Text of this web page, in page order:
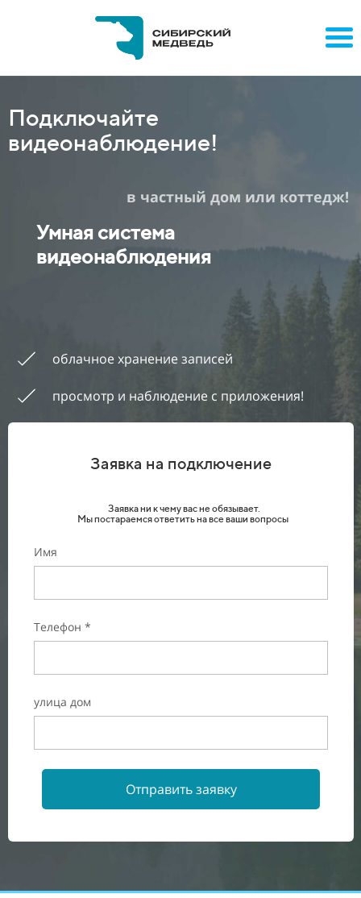
Подключайте
видеонаблюдение!
в частный дом или коттедж!
Умная система
видеонаблюдения
облачное хранение записей
просмотр и наблюдение с приложения!
Заявка на подключение
Заявка ни к чему вас не обязывает.
Мы постараемся ответить на все ваши вопросы
Имя
Телефон *
улица дом
Отправить заявку